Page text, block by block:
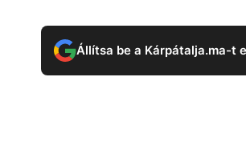
Állítsa be a Kárpátalja.ma-t